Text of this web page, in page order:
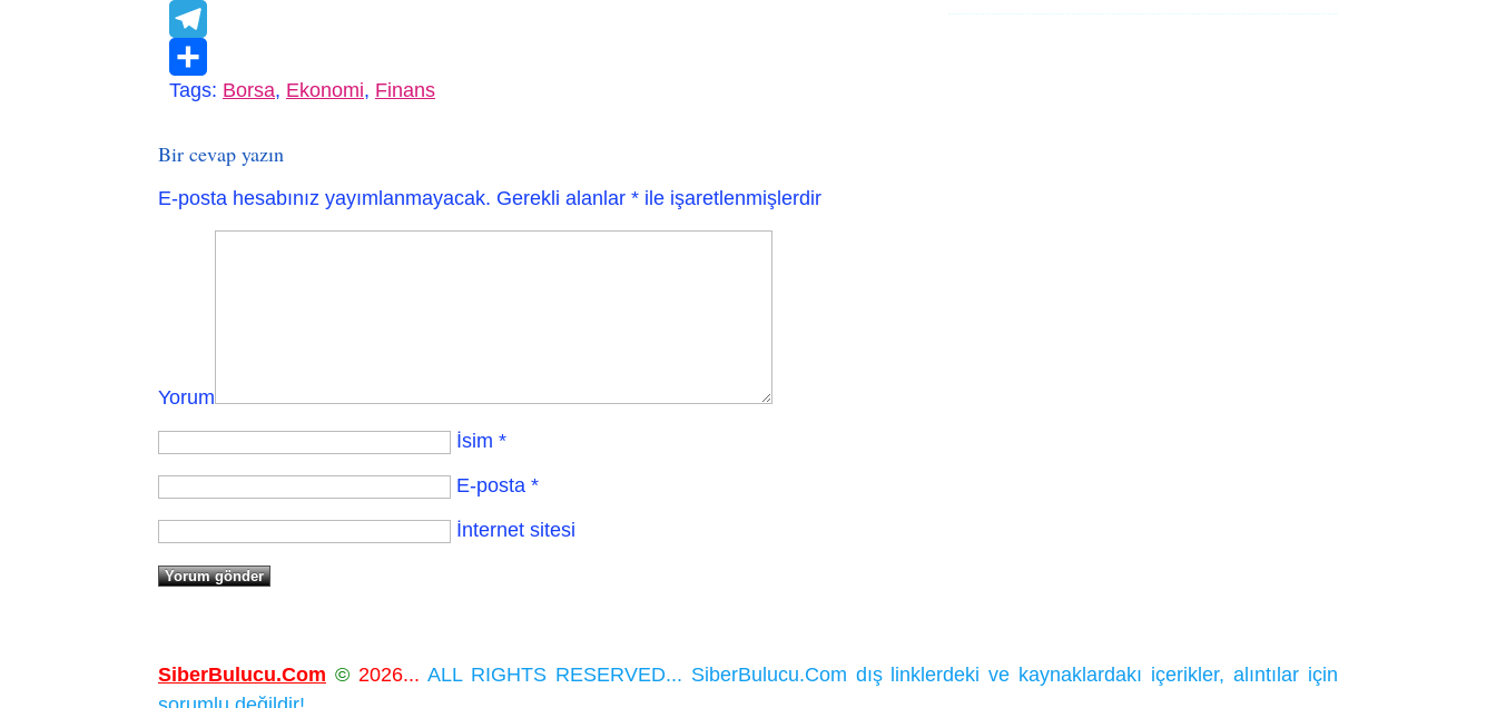
VK
Telegram
Paylaş
Tags: Borsa, Ekonomi, Finans
Bir cevap yazın
E-posta hesabınız yayımlanmayacak. Gerekli alanlar * ile işaretlenmişlerdir
Yorum
İsim *
E-posta *
İnternet sitesi
SiberBulucu.Com © 2026... ALL RIGHTS RESERVED... SiberBulucu.Com dış linklerdeki ve kaynaklardakı içerikler, alıntılar için